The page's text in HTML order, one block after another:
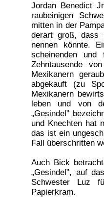
Jordan Benedict
raubeinigen
mitten in der
derart groß, dass
nennen könnte.
scheinenden
Zehntausende
Mexikanern
abgekauft (zu
Mexikanern
leben und von
„Gesindel”
und Knechten hat
das ist ein
Fall überschritten
Auch Bick
„Gesindel”, auf
Schwester Luz
Papierkram.